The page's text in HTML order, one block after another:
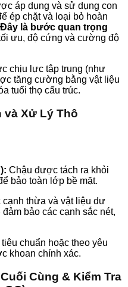
áp dụng và sử dụng con
ép chặt và loại bỏ hoàn
Đây là bước quan trọng
ưu, độ cứng và cường độ
chịu lực tập trung (như
tăng cường bằng vật liệu
tuổi thọ cấu trúc.
và Xử Lý Thô
Chậu được tách ra khỏi
bảo toàn lớp bề mặt.
cạnh thừa và vật liệu dư
bảo các cạnh sắc nét,
chuẩn hoặc theo yêu
khoan chính xác.
Cùng & Kiểm Tra